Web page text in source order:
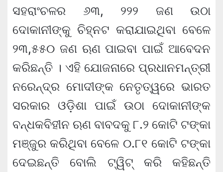
ସହରାଂଚଳର ୬୩, ୨୨୨ ଜଣ ଉଠା
ଦୋକାନୀଙ୍କୁ ଚିହ୍ନଟ କରାଯାଇଥିବା ବେଳେ
୨୩,୫୫୦ ଜଣ ଋଣ ପାଇବା ପାଇଁ ଆବେଦନ
କରିଛନ୍ତି । ଏହି ଯୋଜନାରେ ପ୍ରଧାନମନ୍ତ୍ରୀ
ନରେନ୍ଦ୍ର ମୋଦୀଙ୍କ ନେତୃତ୍ୱରେ ଭାରତ
ସରକାର ଓଡ଼ିଶା ପାଇଁ ଉଠା ଦୋକାନୀଙ୍କ
ବନ୍ଧକବିହୀନ ଋଣ ବାବଦକୁ ୮.୨ କୋଟି ଟଙ୍କା
ମଞ୍ଜୁର କରିଥିବା ବେଳେ ୦.୮୧ କୋଟି ଟଙ୍କା
ଦେଇଛନ୍ତି ବୋଲି ଟ୍ୱିଟ୍ କରି କହିଛନ୍ତି